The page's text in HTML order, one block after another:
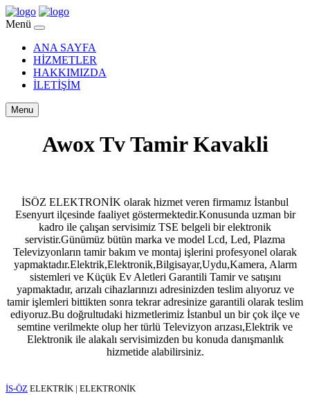
Menü
ANA SAYFA
HİZMETLER
HAKKIMIZDA
İLETİŞİM
Menu
Awox Tv Tamir Kavakli
İSÖZ ELEKTRONİK olarak hizmet veren firmamız İstanbul
Esenyurt ilçesinde faaliyet göstermektedir.Konusunda uzman bir
kadro ile çalışan servisimiz TSE belgeli bir elektronik
servistir.Günümüz bütün marka ve model Lcd, Led, Plazma
Televizyonların tamir bakım ve montaj işlerini profesyonel olarak
yapmaktadır.Elektrik,Elektronik,Bilgisayar,Uydu,Kamera, Alarm
sistemleri ve Küçük Ev Aletleri Garantili Tamir ve satışını
yapmaktadır, arızalı cihazlarınızı adresinizden teslim alıyoruz ve
tamir işlemleri bittikten sonra tekrar adresinize garantili olarak teslim
ediyoruz.Bu doğrultudaki hizmetlerimiz İstanbul un bir çok ilçe ve
semtine verilmekte olup her türlü Televizyon arızası,Elektrik ve
Elektronik ile alakalı servisimizden bu konuda danışmanlık
hizmetide alabilirsiniz.
İS-ÖZ ELEKTRİK | ELEKTRONİK